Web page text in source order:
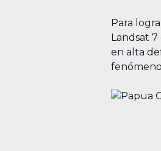
Para
Landsat
en alta